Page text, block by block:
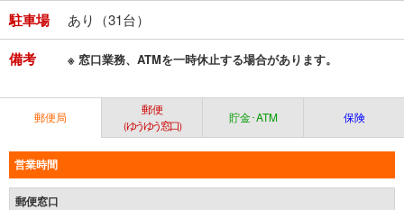
駐車場 あり（31台）
備考 ※ 窓口業務、ATMを一時休止する場合があります。
郵便局
郵便
（ゆうゆう窓口）
貯金･ATM 保険
営業時間
郵便窓口